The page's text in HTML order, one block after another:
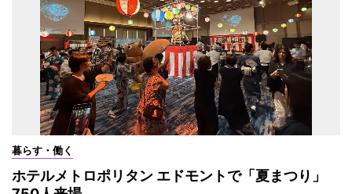
暮らす・働く
ホテルメトロポリタン エドモントで「夏まつり」